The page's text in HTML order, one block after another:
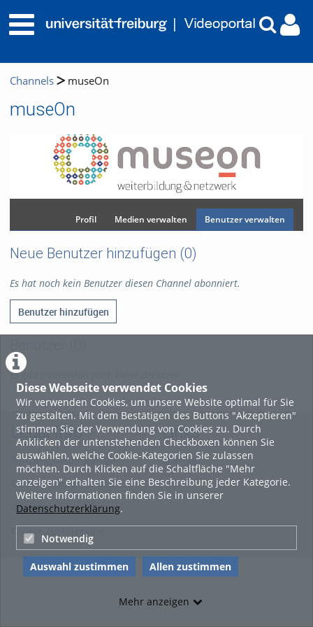
Diese Webseite verwendet Cookies
Wir verwenden Cookies, um unsere Website optimal für Sie
zu gestalten. Mit dem Bestätigen des Buttons "Akzeptieren"
stimmen Sie der Verwendung von Cookies zu. Durch
Anklicken der untenstehenden Checkboxen können Sie
auswählen, welche Cookie-Kategorien Sie zulassen
möchten. Durch Klicken auf die Schaltfläche "Mehr
anzeigen" erhalten Sie eine Beschreibung jeder Kategorie.
Weitere Informationen finden Sie in unserer
Datenschutzerklärung.
Notwendig
Auswahl zustimmen Allen zustimmen
Mehr anzeigen
Channels museOn
museOn
Profil Medien verwalten
Benutzer verwalten
Neue Benutzer hinzufügen (0)
Es hat noch kein Benutzer diesen Channel abonniert.
Benutzer hinzufügen
Es gibt momentan noch keine Benutzer.
Legal Info
Nutzungsbedingungen
Datenschutzerklärung
Imprint
Cookie-Zustimmung
Links
Sitemap